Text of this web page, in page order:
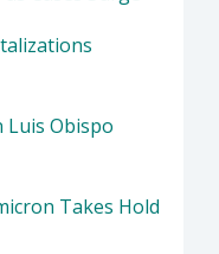
Luis Obispo
Takes Hold